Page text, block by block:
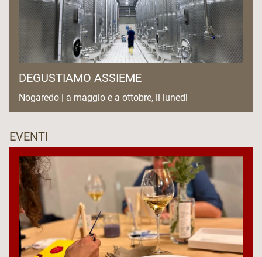
DEGUSTIAMO ASSIEME
Nogaredo | a maggio e a ottobre, il lunedì
EVENTI